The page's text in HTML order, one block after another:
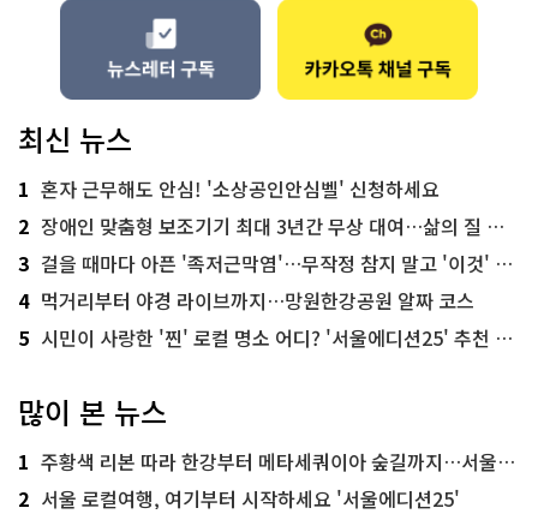
최신 뉴스
1 혼자 근무해도 안심! '소상공인안심벨' 신청하세요
2 장애인 맞춤형 보조기기 최대 3년간 무상 대여…삶의 질 높인다
3 걸을 때마다 아픈 '족저근막염'…무작정 참지 말고 '이것' 해보세요!
4 먹거리부터 야경 라이브까지…망원한강공원 알짜 코스
5 시민이 사랑한 '찐' 로컬 명소 어디? '서울에디션25' 추천 코스
많이 본 뉴스
1 주황색 리본 따라 한강부터 메타세쿼이아 숲길까지…서울둘레길 15코스
2 서울 로컬여행, 여기부터 시작하세요 '서울에디션25'